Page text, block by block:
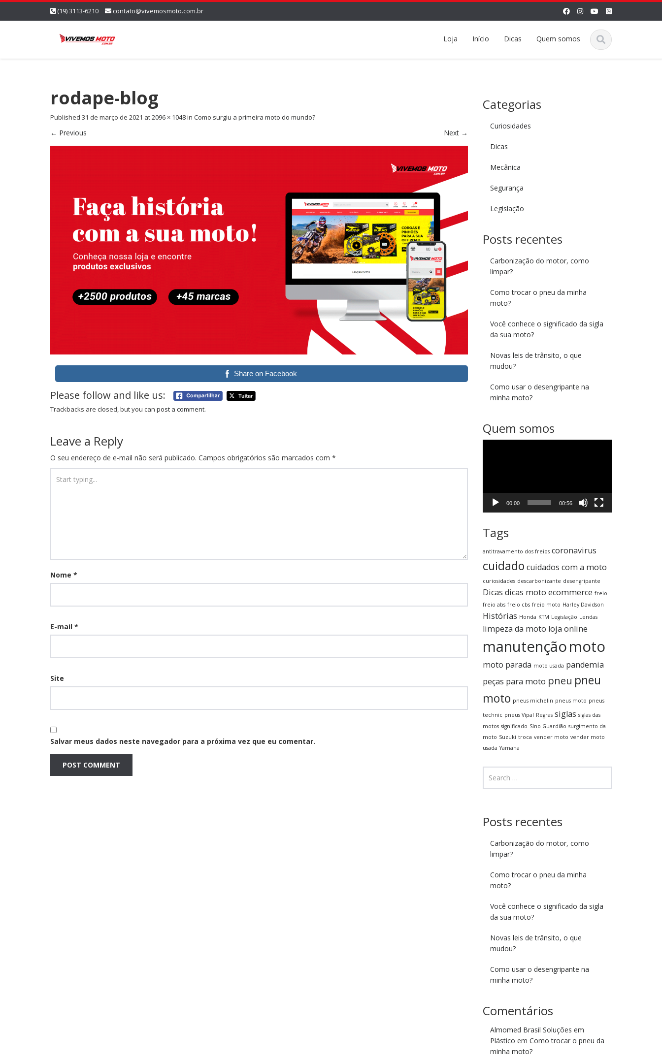
(19) 3113-6210 contato@vivemosmoto.com.br
Loja Início Dicas Quem somos
rodape-blog
Published 31 de março de 2021 at2096 × 1048in Como surgiu a primeira moto do mundo?
← Previous Next →
Share on Facebook
Please follow and like us:
Trackbacks are closed, but you can post a comment.
Leave a Reply
O seu endereço de e-mail não será publicado. Campos obrigatórios são marcados com *
Nome *
E-mail *
Site
Salvar meus dados neste navegador para a próxima vez que eu comentar.
Categorias
Curiosidades
Dicas
Mecânica
Segurança
Legislação
Posts recentes
Carbonização do motor, como
limpar?
Como trocar o pneu da minha
moto?
Você conhece o significado da sigla
da sua moto?
Novas leis de trânsito, o que
mudou?
Como usar o desengripante na
minha moto?
Quem somos
00:00 00:56
Tags
antitravamento dos freios coronavirus
cuidado cuidados com a moto
curiosidades descarbonizante desengripante
Dicas dicas moto ecommerce freio
freio abs freio cbs freio moto Harley Davidson
Histórias Honda KTM Legislação Lendas
limpeza da moto loja online
manutençãomoto
moto parada moto usada pandemia
peças para moto pneu pneu
moto pneus michelin pneus moto pneus
technic pneus Vipal Regras siglas siglas das
motos significado SIno Guardião surgimento da
moto Suzuki troca vender moto vender moto
usada Yamaha
Posts recentes
Carbonização do motor, como
limpar?
Como trocar o pneu da minha
moto?
Você conhece o significado da sigla
da sua moto?
Novas leis de trânsito, o que
mudou?
Como usar o desengripante na
minha moto?
Comentários
Almomed Brasil Soluções em
Plástico em Como trocar o pneu da
minha moto?